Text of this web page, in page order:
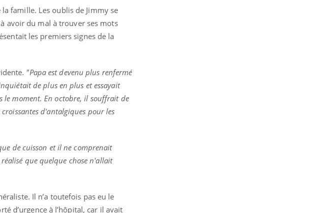
famille. Les oublis de Jimmy se
avoir du mal à trouver ses mots
les premiers signes de la
"Papa est devenu plus renfermé
de plus en plus et essayait
le moment. En octobre, il souffrait de
d'antalgiques pour les
de cuisson et il ne comprenait
que quelque chose n'allait
Il n’a toutefois pas eu le
d’urgence à l’hôpital, car il avait